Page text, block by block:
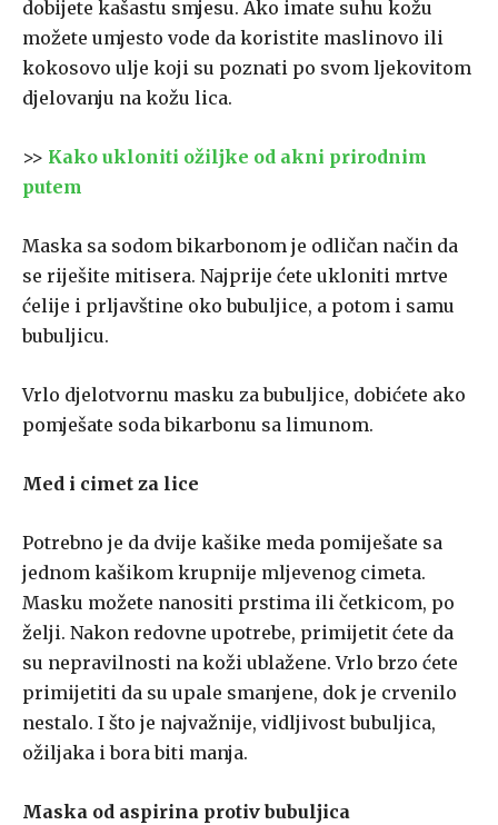
dobijete kašastu smjesu. Ako imate suhu kožu
možete umjesto vode da koristite maslinovo ili
kokosovo ulje koji su poznati po svom ljekovitom
djelovanju na kožu lica.
>> Kako ukloniti ožiljke od akni prirodnim
putem
Maska sa sodom bikarbonom je odličan način da
se riješite mitisera. Najprije ćete ukloniti mrtve
ćelije i prljavštine oko bubuljice, a potom i samu
bubuljicu.
Vrlo djelotvornu masku za bubuljice, dobićete ako
pomješate soda bikarbonu sa limunom.
Med i cimet za lice
Potrebno je da dvije kašike meda pomiješate sa
jednom kašikom krupnije mljevenog cimeta.
Masku možete nanositi prstima ili četkicom, po
želji. Nakon redovne upotrebe, primijetit ćete da
su nepravilnosti na koži ublažene. Vrlo brzo ćete
primijetiti da su upale smanjene, dok je crvenilo
nestalo. I što je najvažnije, vidljivost bubuljica,
ožiljaka i bora biti manja.
Maska od aspirina protiv bubuljica